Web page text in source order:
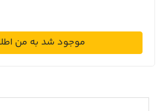
موجود شد به من